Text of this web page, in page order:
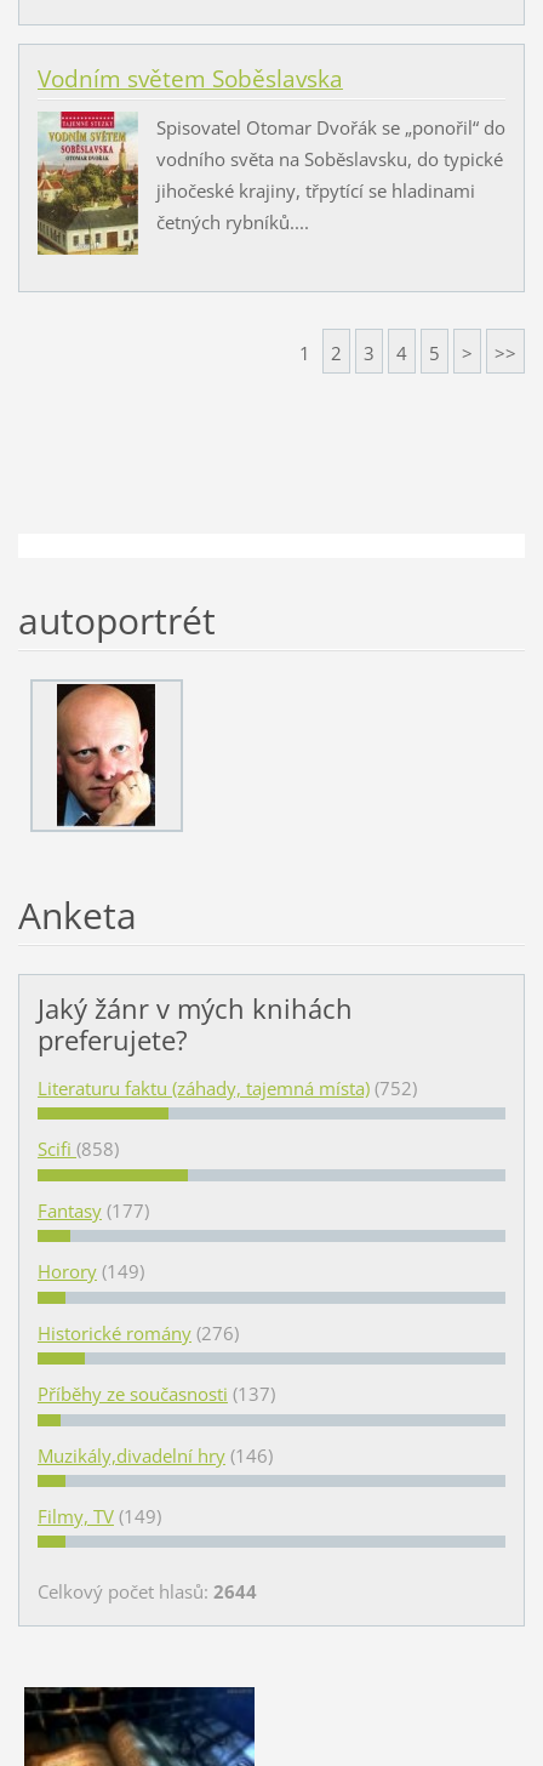
Vodním světem Soběslavska
Spisovatel Otomar Dvořák se „ponořil“ do
vodního světa na Soběslavsku, do typické
jihočeské krajiny, třpytící se hladinami
četných rybníků....
1 2 3 4 5 > >>
autoportrét
Anketa
Jaký žánr v mých knihách
preferujete?
Literaturu faktu (záhady, tajemná místa) (752)
Scifi (858)
Fantasy (177)
Horory (149)
Historické romány (276)
Příběhy ze současnosti (137)
Muzikály,divadelní hry (146)
Filmy, TV (149)
Celkový počet hlasů: 2644